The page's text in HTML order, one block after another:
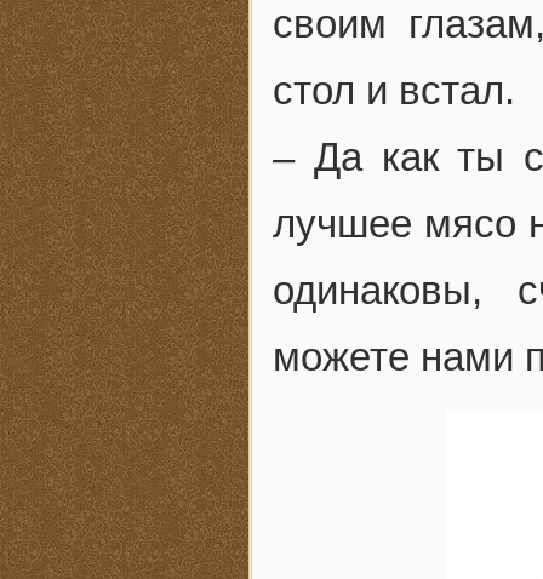
своим
стол и встал.
– Да как ты
лучшее мясо
одинаковы,
можете нами